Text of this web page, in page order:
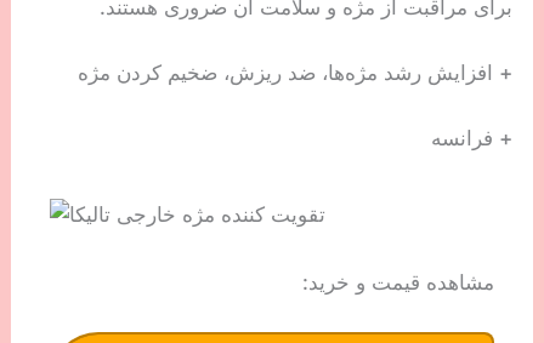
برای مراقبت از مژه و سلامت آن ضروری هستند.
+ افزایش رشد مژه‌ها، ضد ریزش، ضخیم کردن مژه
+ فرانسه
مشاهده قیمت و خرید: